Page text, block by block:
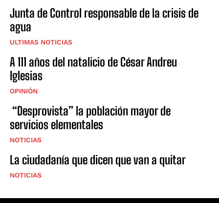
Junta de Control responsable de la crisis de
agua
ULTIMAS NOTICIAS
A 111 años del natalicio de César Andreu
Iglesias
OPINIÓN
“Desprovista” la población mayor de
servicios elementales
NOTICIAS
La ciudadanía que dicen que van a quitar
NOTICIAS